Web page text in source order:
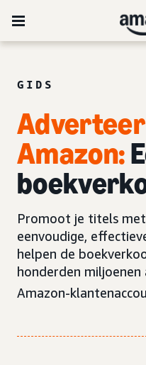
GIDS
Amazon:
Promoot je titels met
eenvoudige,
helpen de
honderden
Amazon-